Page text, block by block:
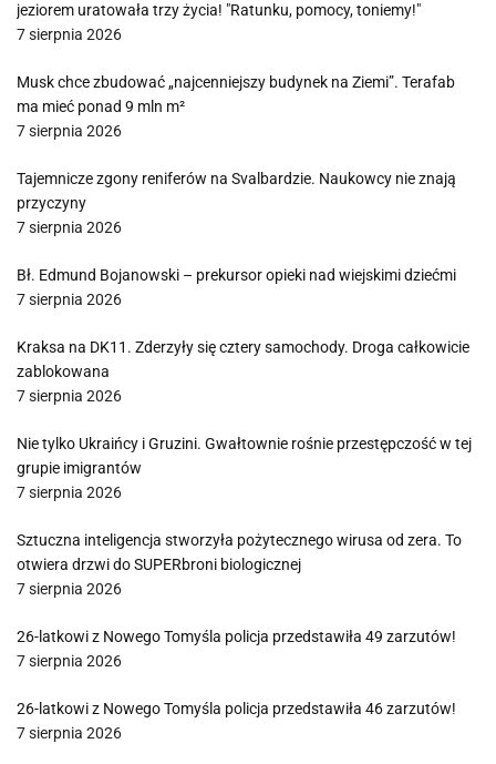
jeziorem uratowała trzy życia! "Ratunku, pomocy, toniemy!"
7 sierpnia 2026
Musk chce zbudować „najcenniejszy budynek na Ziemi”. Terafab
ma mieć ponad 9 mln m²
7 sierpnia 2026
Tajemnicze zgony reniferów na Svalbardzie. Naukowcy nie znają
przyczyny
7 sierpnia 2026
Bł. Edmund Bojanowski – prekursor opieki nad wiejskimi dziećmi
7 sierpnia 2026
Kraksa na DK11. Zderzyły się cztery samochody. Droga całkowicie
zablokowana
7 sierpnia 2026
Nie tylko Ukraińcy i Gruzini. Gwałtownie rośnie przestępczość w tej
grupie imigrantów
7 sierpnia 2026
Sztuczna inteligencja stworzyła pożytecznego wirusa od zera. To
otwiera drzwi do SUPERbroni biologicznej
7 sierpnia 2026
26-latkowi z Nowego Tomyśla policja przedstawiła 49 zarzutów!
7 sierpnia 2026
26-latkowi z Nowego Tomyśla policja przedstawiła 46 zarzutów!
7 sierpnia 2026